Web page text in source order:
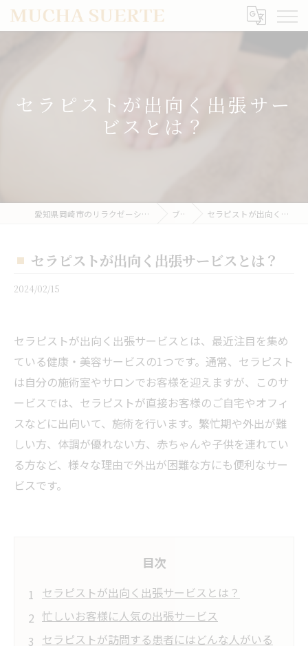
セラピストが出向く出張サー
ビスとは？
愛知県岡崎市のリラクゼーションならMUCHA SUERTE ブログ セラピストが出向く出張サービスとは？
セラピストが出向く出張サービスとは？
2024/02/15
セラピストが出向く出張サービスとは、最近注目を集め
ている健康・美容サービスの1つです。通常、セラピスト
は自分の施術室やサロンでお客様を迎えますが、このサ
ービスでは、セラピストが直接お客様のご自宅やオフィ
スなどに出向いて、施術を行います。繁忙期や外出が難
しい方、体調が優れない方、赤ちゃんや子供を連れてい
る方など、様々な理由で外出が困難な方にも便利なサー
ビスです。
目次
セラピストが出向く出張サービスとは？
忙しいお客様に人気の出張サービス
セラピストが訪問する患者にはどんな人がいる